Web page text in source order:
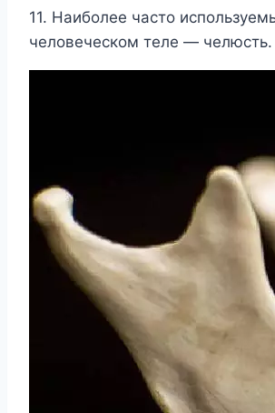
11. Наиболее часто
человеческом теле — челюсть.